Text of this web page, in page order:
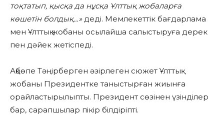
тоқтатып, қысқа да нұсқа Ұлттық жобаларға
көшетін болдық…»деді. Мемлекеттік бағдарлама
мен Ұлттық жобаны осылайша салыстыруға дерек
пен дәйек жетіспеді.
Ақбөпе Тәңірберген әзірлеген сюжет Ұлттық
жобаны Президентке таныстырған жиынға
орайластырылыпты. Президент сөзінен үзінділер
бар, сарапшылар пікір білдіріпті.